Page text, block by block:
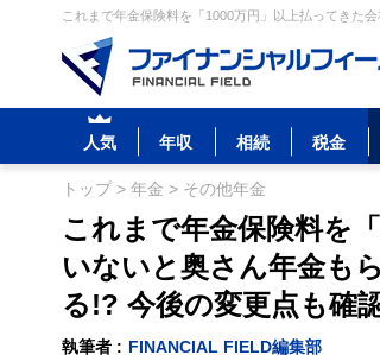
これまで年金保険料を「1000万円」以上払ってきた
人気 年収 相続 税金
トップ> 年金 > その他年金
これまで年金保険料を
いないと奥さん年金も
る!? 今後の変更点も確
執筆者 : FINANCIAL FIELD編集部